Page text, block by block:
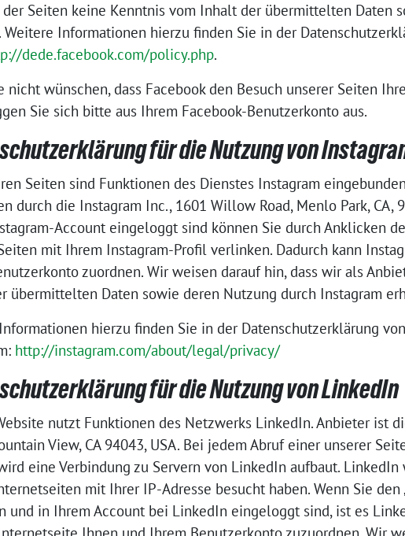
Seiten keine Kenntnis vom Inhalt der übermittelten Daten
Weitere Informationen hierzu finden Sie in der
dede.facebook.com/policy.php.
nicht wünschen, dass Facebook den Besuch unserer Seiten
Sie sich bitte aus Ihrem Facebook-Benutzerkonto aus.
für die Nutzung von
Seiten sind Funktionen des Dienstes Instagram
durch die Instagram Inc., 1601 Willow Road, Menlo Park, CA,
Account eingeloggt sind können Sie durch Anklicken
mit Ihrem Instagram-Profil verlinken. Dadurch kann
zuordnen. Wir weisen darauf hin, dass wir als
übermittelten Daten sowie deren Nutzung durch Instagram
hierzu finden Sie in der Datenschutzerklärung von
http://instagram.com/about/legal/privacy/
für die Nutzung von LinkedIn
nutzt Funktionen des Netzwerks LinkedIn. Anbieter ist
View, CA 94043, USA. Bei jedem Abruf einer unserer
eine Verbindung zu Servern von LinkedIn aufbaut.
mit Ihrer IP-Adresse besucht haben. Wenn Sie den
und in Ihrem Account bei LinkedIn eingeloggt sind, ist es